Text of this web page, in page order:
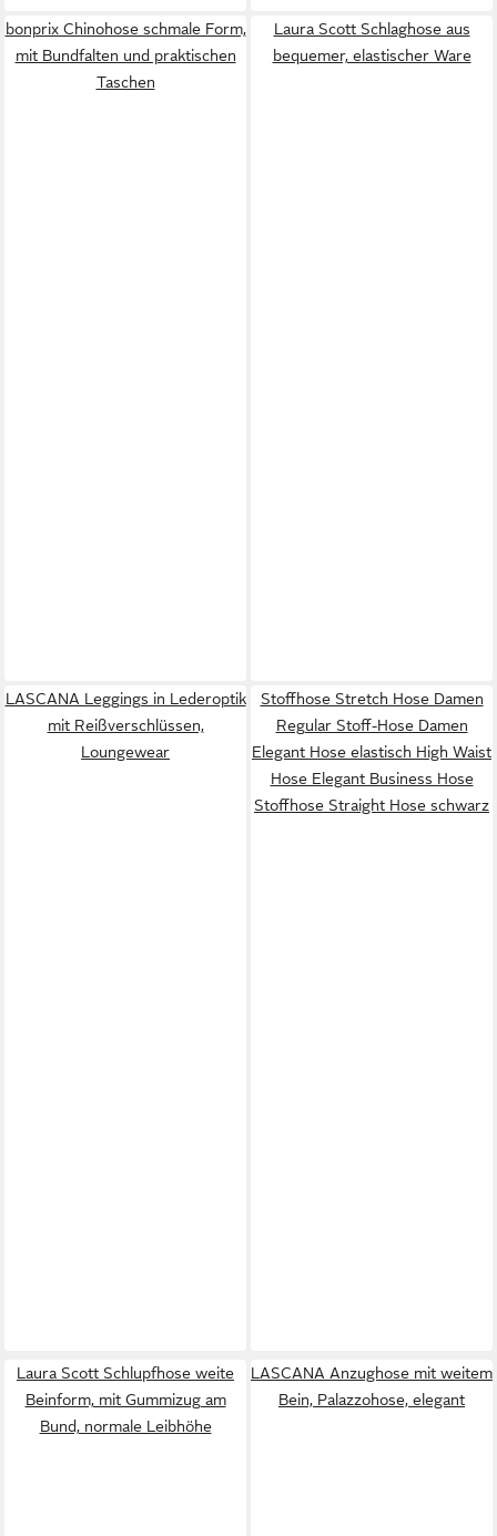
bonprix Chinohose schmale Form,
mit Bundfalten und praktischen
Taschen
Laura Scott Schlaghose aus
bequemer, elastischer Ware
LASCANA Leggings in Lederoptik
mit Reißverschlüssen,
Loungewear
Stoffhose Stretch Hose Damen
Regular Stoff-Hose Damen
Elegant Hose elastisch High Waist
Hose Elegant Business Hose
Stoffhose Straight Hose schwarz
Laura Scott Schlupfhose weite
Beinform, mit Gummizug am
Bund, normale Leibhöhe
LASCANA Anzughose mit weitem
Bein, Palazzohose, elegant